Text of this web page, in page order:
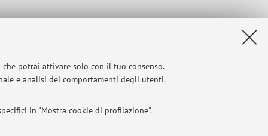
potrai attivare solo con il tuo consenso.
e analisi dei comportamenti degli utenti.
in "Mostra cookie di profilazione".